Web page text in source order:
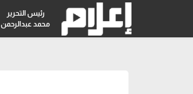
رئيس التحرير
محمد عبدالرحمن